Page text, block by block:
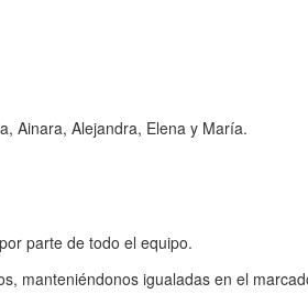
Ainara, Alejandra, Elena y María.
parte de todo el equipo.
manteniéndonos igualadas en el